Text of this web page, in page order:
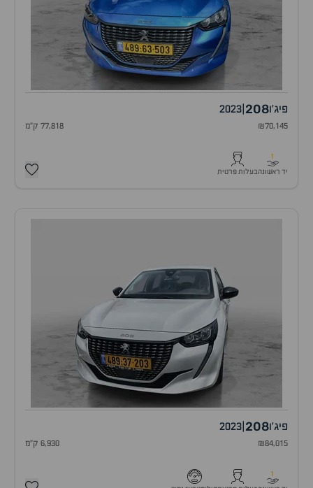
פיג'ו208
2023
₪70,145 77,818 ק"מ
1
יד ראשונהבעלות פרטית
פיג'ו208
2023
₪84,015 6,930 ק"מ
1